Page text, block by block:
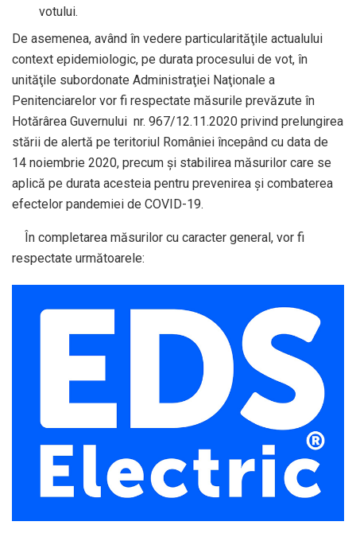
votului.
De asemenea, având în vedere particularităţile actualului
context epidemiologic, pe durata procesului de vot, în
unităţile subordonate Administraţiei Naţionale a
Penitenciarelor vor fi respectate măsurile prevăzute în
Hotărârea Guvernului nr. 967/12.11.2020 privind prelungirea
stării de alertă pe teritoriul României începând cu data de
14 noiembrie 2020, precum și stabilirea măsurilor care se
aplică pe durata acesteia pentru prevenirea și combaterea
efectelor pandemiei de COVID-19.
În completarea măsurilor cu caracter general, vor fi
respectate următoarele: